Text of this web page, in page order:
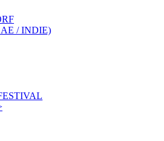
/ INDIE)